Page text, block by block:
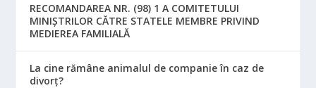
RECOMANDAREA NR. (98) 1 A COMITETULUI
MINIŞTRILOR CĂTRE STATELE MEMBRE PRIVIND
MEDIEREA FAMILIALĂ
La cine rămâne animalul de companie în caz de
divorț?